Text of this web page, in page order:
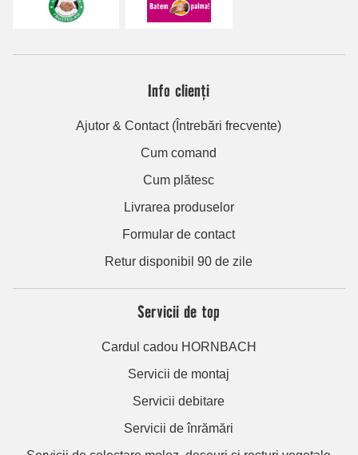
Info clienți
Ajutor & Contact (Întrebări frecvente)
Cum comand
Cum plătesc
Livrarea produselor
Formular de contact
Retur disponibil 90 de zile
Servicii de top
Cardul cadou HORNBACH
Servicii de montaj
Servicii debitare
Servicii de înrămări